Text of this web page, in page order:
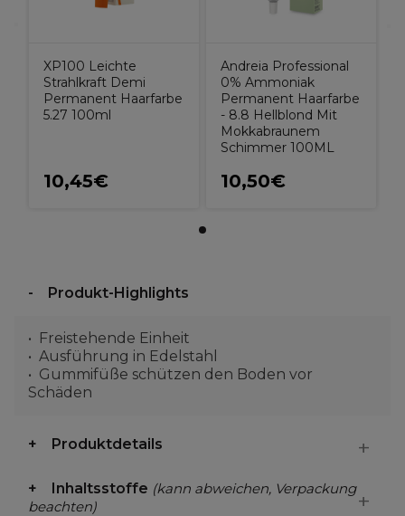
XP100 Leichte
Strahlkraft Demi
Permanent Haarfarbe
5.27 100ml
10,45€
Andreia Professional
0% Ammoniak
Permanent Haarfarbe
- 8.8 Hellblond Mit
Mokkabraunem
Schimmer 100ML
10,50€
Produkt-Highlights
Freistehende Einheit
Ausführung in Edelstahl
Gummifüße schützen den Boden vor
Schäden
Produktdetails
Inhaltsstoffe (kann abweichen, Verpackung
beachten)